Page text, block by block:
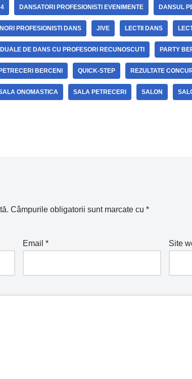
DANSATORI PROFESIONISTI EVENIMENTE DANSUL
PROFESIONISTI DANS JIVE LECTII DANS
DE DANS CU PROFESORI RECUNOSCUTI PARTY
BERCENI QUICK-STEP REZULTATE
ONOMASTICA SALA PETRECERI SALON
Câmpurile obligatorii sunt marcate cu*
Email* Site